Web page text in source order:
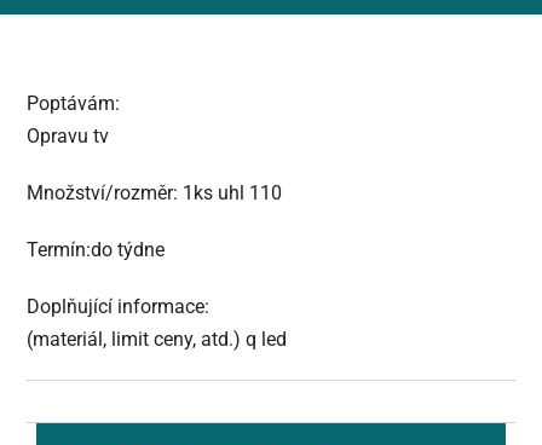
Poptávám:
Opravu tv
Množství/rozměr: 1ks uhl 110
Termín:do týdne
Doplňující informace:
(materiál, limit ceny, atd.) q led